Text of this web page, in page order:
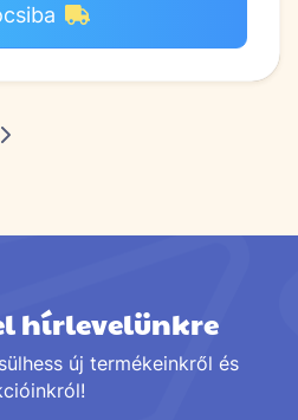
hírlevelünkre
új termékeinkről és